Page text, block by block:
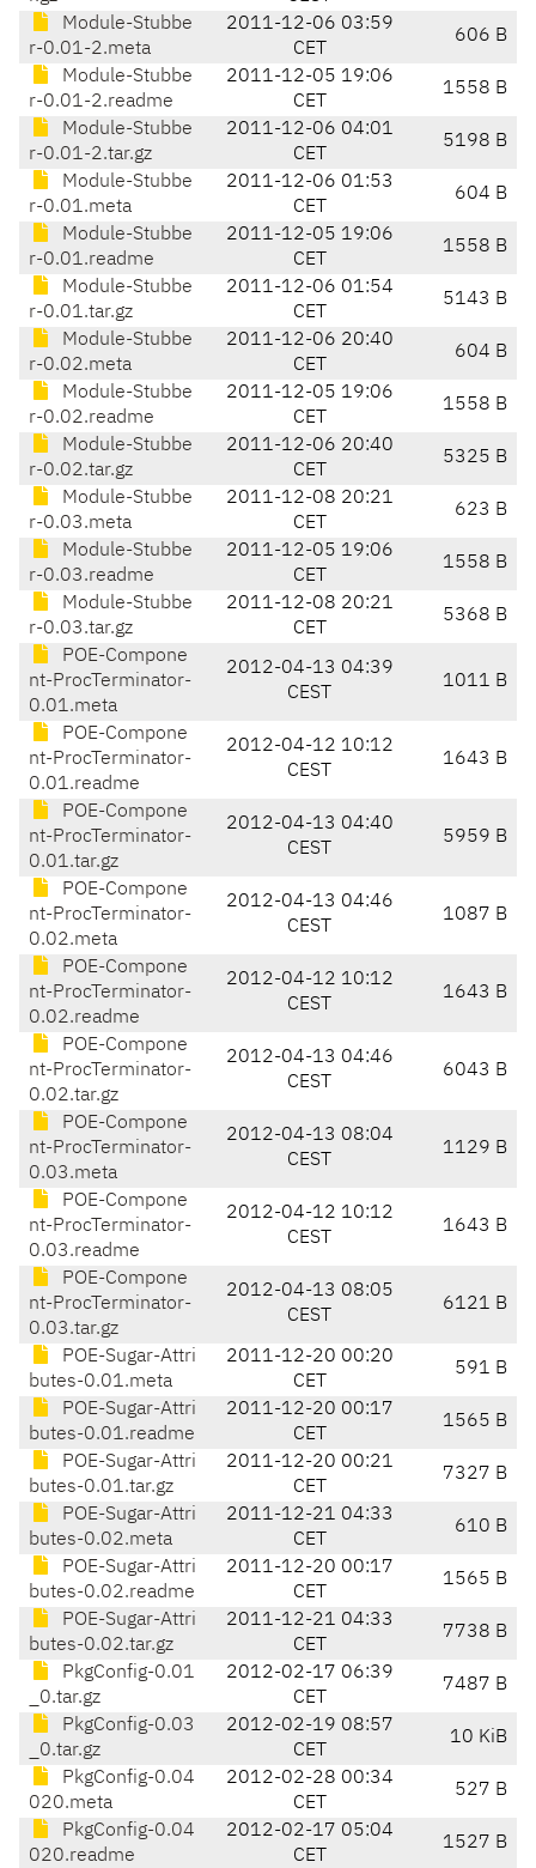
Module-Stubbe
r-0.01-2.meta
2011-12-06 03:59
CET
606 B
Module-Stubbe
r-0.01-2.readme
2011-12-05 19:06
CET
1558 B
Module-Stubbe
r-0.01-2.tar.gz
2011-12-06 04:01
CET
5198 B
Module-Stubbe
r-0.01.meta
2011-12-06 01:53
CET
604 B
Module-Stubbe
r-0.01.readme
2011-12-05 19:06
CET
1558 B
Module-Stubbe
r-0.01.tar.gz
2011-12-06 01:54
CET
5143 B
Module-Stubbe
r-0.02.meta
2011-12-06 20:40
CET
604 B
Module-Stubbe
r-0.02.readme
2011-12-05 19:06
CET
1558 B
Module-Stubbe
r-0.02.tar.gz
2011-12-06 20:40
CET
5325 B
Module-Stubbe
r-0.03.meta
2011-12-08 20:21
CET
623 B
Module-Stubbe
r-0.03.readme
2011-12-05 19:06
CET
1558 B
Module-Stubbe
r-0.03.tar.gz
2011-12-08 20:21
CET
5368 B
POE-Compone
nt-ProcTerminator-
0.01.meta
2012-04-13 04:39
CEST
1011 B
POE-Compone
nt-ProcTerminator-
0.01.readme
2012-04-12 10:12
CEST
1643 B
POE-Compone
nt-ProcTerminator-
0.01.tar.gz
2012-04-13 04:40
CEST
5959 B
POE-Compone
nt-ProcTerminator-
0.02.meta
2012-04-13 04:46
CEST
1087 B
POE-Compone
nt-ProcTerminator-
0.02.readme
2012-04-12 10:12
CEST
1643 B
POE-Compone
nt-ProcTerminator-
0.02.tar.gz
2012-04-13 04:46
CEST
6043 B
POE-Compone
nt-ProcTerminator-
0.03.meta
2012-04-13 08:04
CEST
1129 B
POE-Compone
nt-ProcTerminator-
0.03.readme
2012-04-12 10:12
CEST
1643 B
POE-Compone
nt-ProcTerminator-
0.03.tar.gz
2012-04-13 08:05
CEST
6121 B
POE-Sugar-Attri
butes-0.01.meta
2011-12-20 00:20
CET
591 B
POE-Sugar-Attri
butes-0.01.readme
2011-12-20 00:17
CET
1565 B
POE-Sugar-Attri
butes-0.01.tar.gz
2011-12-20 00:21
CET
7327 B
POE-Sugar-Attri
butes-0.02.meta
2011-12-21 04:33
CET
610 B
POE-Sugar-Attri
butes-0.02.readme
2011-12-20 00:17
CET
1565 B
POE-Sugar-Attri
butes-0.02.tar.gz
2011-12-21 04:33
CET
7738 B
PkgConfig-0.01
_0.tar.gz
2012-02-17 06:39
CET
7487 B
PkgConfig-0.03
_0.tar.gz
2012-02-19 08:57
CET
10 KiB
PkgConfig-0.04
020.meta
2012-02-28 00:34
CET
527 B
PkgConfig-0.04
020.readme
2012-02-17 05:04
CET
1527 B